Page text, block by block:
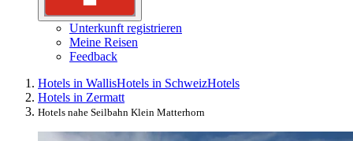
Unterkunft registrieren
Meine Reisen
Feedback
Hotels in WallisHotels in SchweizHotels
Hotels in Zermatt
Hotels nahe Seilbahn Klein Matterhorn